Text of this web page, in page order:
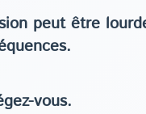
peut être
vous.